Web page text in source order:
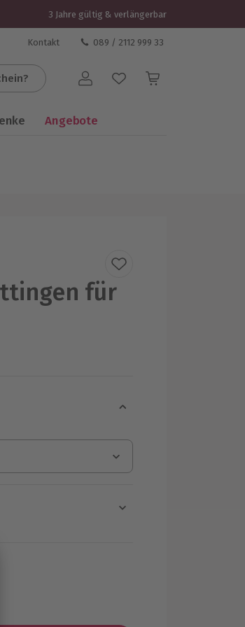
3 Jahre gültig & verlängerbar
Kontakt 089 / 2112 999 33
Benutzerkonto
Angebote
für